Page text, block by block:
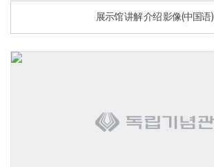
展示馆 讲解 介绍 影像(中国语)